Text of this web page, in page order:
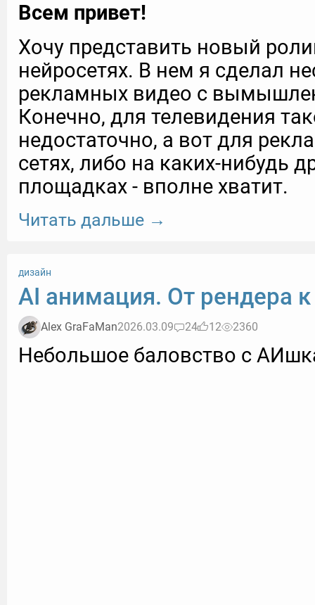
Всем привет!
Хочу представить новый
нейросетях. В нем я сделал
рекламных видео с
Конечно, для телевидения
недостаточно, а вот для
сетях, либо на каких-нибудь
площадках - вполне хватит.
Читать дальше →
дизайн
AI анимация. От рендера
Alex GraFaMan2026.03.09 24 12 2360
Небольшое баловство с